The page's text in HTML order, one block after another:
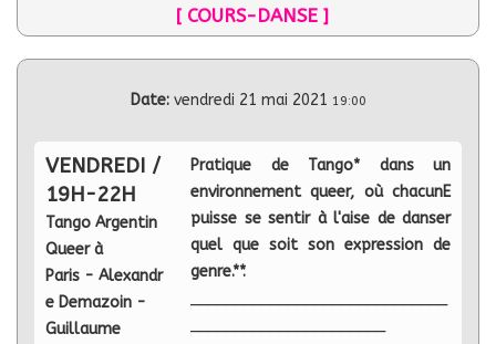
[ COURS-DANSE ]
Date: vendredi 21 mai 2021 19:00
VENDREDI /
19H-22H
Tango Argentin
Queer à
Paris - Alexandr
e Demazoin -
Guillaume
Pratique de Tango* dans un
environnement queer, où chacunE
puisse se sentir à l'aise de danser
quel que soit son expression de
genre.**.